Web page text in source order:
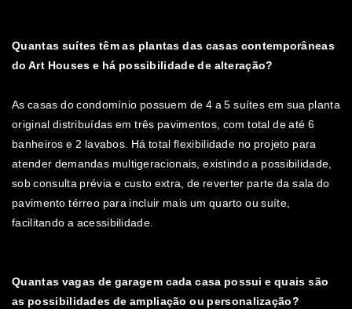
Quantas suítes têm as plantas das casas contemporâneas
do Art Houses e há possibilidade de alteração?
As casas do condomínio possuem de 4 a 5 suítes em sua planta
original distribuídas em três pavimentos, com total de até 6
banheiros e 2 lavabos. Há total flexibilidade no projeto para
atender demandas multigeracionais, existindo a possibilidade,
sob consulta prévia e custo extra, de reverter parte da sala do
pavimento térreo para incluir mais um quarto ou suíte,
facilitando a acessibilidade.
Quantas vagas de garagem cada casa possui e quais são
as possibilidades de ampliação ou personalização?